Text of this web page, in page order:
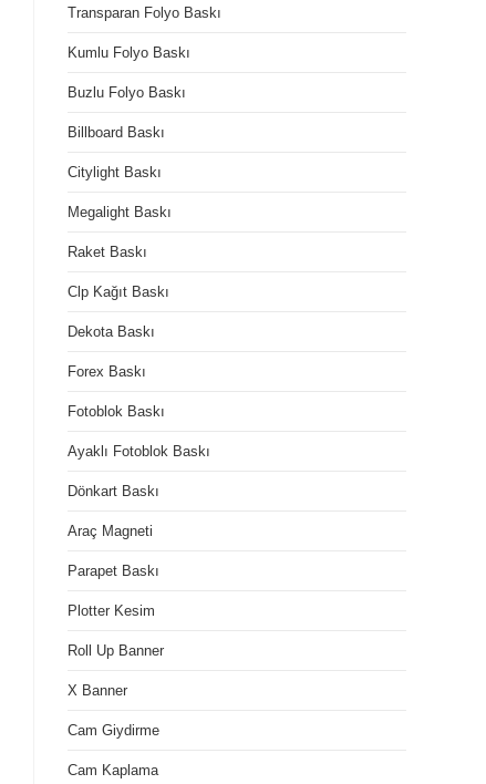
Transparan Folyo Baskı
Kumlu Folyo Baskı
Buzlu Folyo Baskı
Billboard Baskı
Citylight Baskı
Megalight Baskı
Raket Baskı
Clp Kağıt Baskı
Dekota Baskı
Forex Baskı
Fotoblok Baskı
Ayaklı Fotoblok Baskı
Dönkart Baskı
Araç Magneti
Parapet Baskı
Plotter Kesim
Roll Up Banner
X Banner
Cam Giydirme
Cam Kaplama